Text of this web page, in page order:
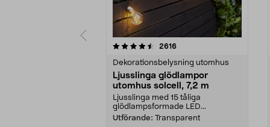
2616recensioner
Dekorationsbelysning utomhus
Ljusslinga glödlampor
utomhus solcell, 7,2 m
Ljusslinga med 15 tåliga
glödlampsformade LED...
Utförande: Transparent
4.5 av 5 stjärnor